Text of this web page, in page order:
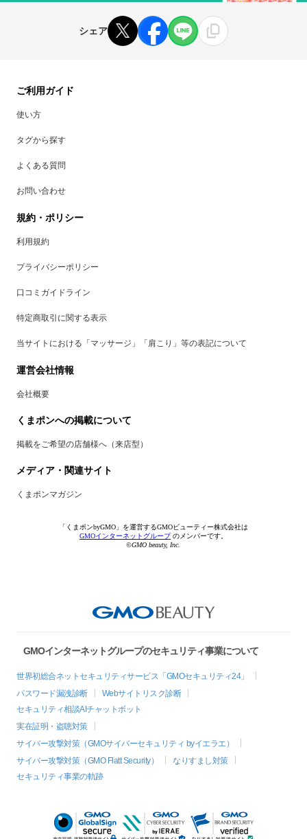
シェア
ご利用ガイド
使い方
タグから探す
よくある質問
お問い合わせ
規約・ポリシー
利用規約
プライバシーポリシー
口コミガイドライン
特定商取引に関する表示
当サイトにおける「マッサージ」「肩こり」等の表記について
運営会社情報
会社概要
くまポンへの掲載について
掲載をご希望の店舗様へ（来店型）
メディア・関連サイト
くまポンマガジン
「くまポンbyGMO」を運営するGMOビューティー株式会社は
GMOインターネットグループのメンバーです。
©GMO beauty, Inc.
GMOインターネットグループのセキュリティ事業について
世界初総合ネットセキュリティサービス「GMOセキュリティ24」
パスワード漏洩診断
Webサイトリスク診断
セキュリティ相談AIチャットボット
実在証明・盗聴対策
サイバー攻撃対策（GMOサイバーセキュリティ byイエラエ）
サイバー攻撃対策（GMO Flatt Security）
なりすまし対策
セキュリティ事業の軌跡